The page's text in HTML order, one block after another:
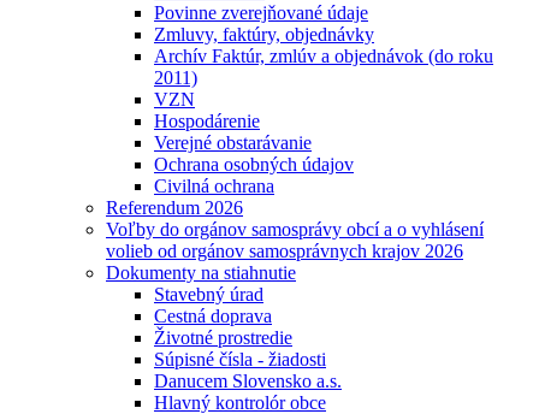
Povinne zverejňované údaje
Zmluvy, faktúry, objednávky
Archív Faktúr, zmlúv a objednávok (do roku
2011)
VZN
Hospodárenie
Verejné obstarávanie
Ochrana osobných údajov
Civilná ochrana
Referendum 2026
Voľby do orgánov samosprávy obcí a o vyhlásení
volieb od orgánov samosprávnych krajov 2026
Dokumenty na stiahnutie
Stavebný úrad
Cestná doprava
Životné prostredie
Súpisné čísla - žiadosti
Danucem Slovensko a.s.
Hlavný kontrolór obce